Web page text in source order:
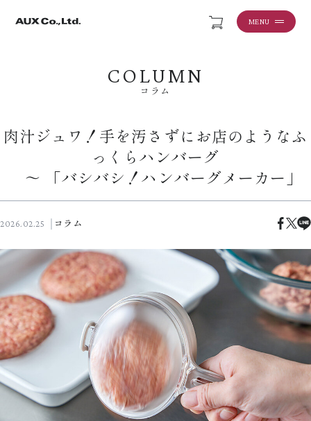
MENU
COLUMN
コラム
肉汁ジュワ！手を汚さずにお店のようなふ
っくらハンバーグ
～ 「バシバシ！ハンバーグメーカー」
2026.02.25 コラム